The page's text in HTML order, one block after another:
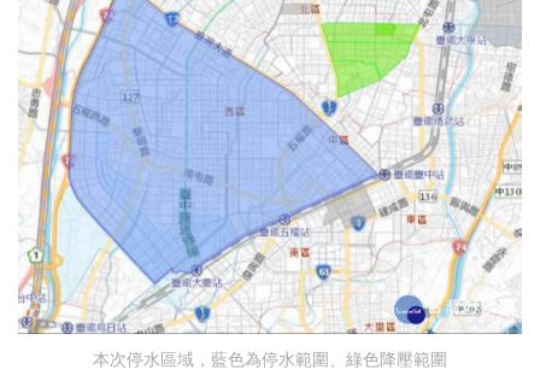
本次停水區域，藍色為停水範圍、綠色降壓範圍